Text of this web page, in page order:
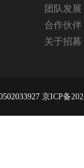
团队发展
合作伙伴
关于招募
京ICP备